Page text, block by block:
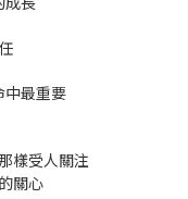
中最重要
樣受人關注
關心